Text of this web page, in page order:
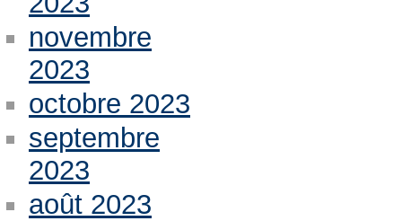
novembre
2023
octobre 2023
septembre
2023
août 2023